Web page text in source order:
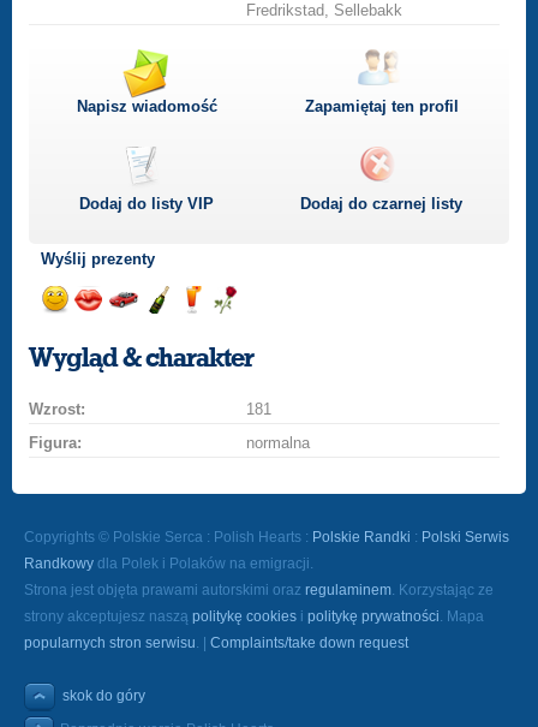
Fredrikstad, Sellebakk
Napisz wiadomość Zapamiętaj ten profil
Dodaj do listyVIP Dodaj do czarnej listy
Wyślij prezenty
uśmiech
buziakasamochodem
szampana
drinka
różę
Wygląd & charakter
Wzrost:
181
Figura:
normalna
Copyrights © Polskie Serca : Polish Hearts : Polskie Randki : Polski Serwis
Randkowy dla Polek i Polaków na emigracji.
Strona jest objęta prawami autorskimi oraz regulaminem. Korzystając ze
strony akceptujesz naszą politykę cookies i politykę prywatności. Mapa
popularnych stron serwisu. | Complaints/take down request
skok do góry